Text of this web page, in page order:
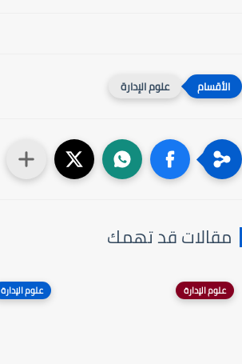
علوم الإدارة
مقالات قد تهمك
علوم الإدارة علوم الإدارة